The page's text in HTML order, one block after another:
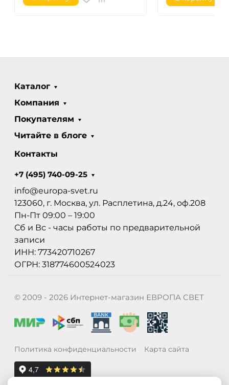
Каталог
Компания
Покупателям
Читайте в блоге
Контакты
+7 (495) 740-09-25
info@europa-svet.ru
123060, г. Москва, ул. Расплетина, д.24, оф.208
Пн-Пт 09:00 – 19:00
Сб и Вс - часы работы по предварительной
записи
ИНН: 773420710267
ОГРН: 318774600524023
© 2009 - 2026 Интернет-магазин ЕВРОПА СВЕТ
Политика конфиденциальности Карта сайта